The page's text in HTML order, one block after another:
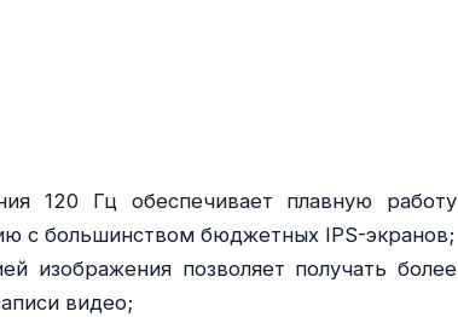
120 Гц обеспечивает плавную работу
с большинством бюджетных IPS-экранов;
изображения позволяет получать более
видео;